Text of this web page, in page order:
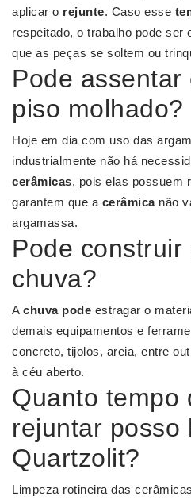
aplicar o rejunte. Caso esse
respeitado, o trabalho pode ser
que as peças se soltem ou
Pode assentar
piso molhado?
Hoje em dia com uso das
industrialmente não há
cerâmicas, pois elas possuem
garantem que a cerâmicanão
argamassa.
Pode construir
chuva?
A chuva pode estragar o
demais equipamentos e
concreto, tijolos, areia, entre
à céu aberto.
Quanto tempo
rejuntar posso
Quartzolit?
Limpeza rotineira das